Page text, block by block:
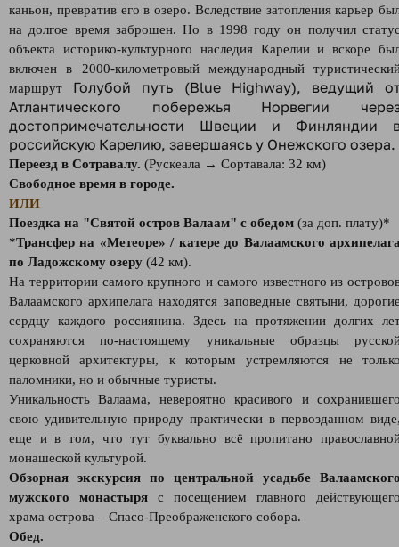
каньон, превратив его в озеро. Вследствие затопления карьер
на долгое время заброшен. Но в 1998 году он получил
объекта историко-культурного наследия Карелии и вскоре
включен в 2000-километровый международный
маршрут Голубой путь (Blue Highway), ведущий
Атлантического побережья Норвегии
достопримечательности Швеции и Финляндии
российскую Карелию, завершаясь у Онежского озера.
Переезд в Сотравалу. (Рускеала → Сортавала: 32 км)
Свободное время в городе.
ИЛИ
Поездка на "Святой остров Валаам" с обедом (за доп. плату)*
*Трансфер на «Метеоре» / катере до Валаамского
по Ладожскому озеру (42 км).
На территории самого крупного и самого известного из
Валаамского архипелага находятся заповедные святыни,
сердцу каждого россиянина. Здесь на протяжении долгих
сохраняются по-настоящему уникальные образцы
церковной архитектуры, к которым устремляются не
паломники, но и обычные туристы.
Уникальность Валаама, невероятно красивого и
свою удивительную природу практически в первозданном
еще и в том, что тут буквально всё пропитано
монашеской культурой.
Обзорная экскурсия по центральной усадьбе
мужского монастыря с посещением главного
храма острова – Спасо-Преображенского собора.
Обед.